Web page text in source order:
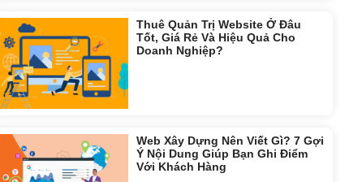
Thuê Quản Trị Website Ở Đâu
Tốt, Giá Rẻ Và Hiệu Quả Cho
Doanh Nghiệp?
Web Xây Dựng Nên Viết Gì? 7 Gợi
Ý Nội Dung Giúp Bạn Ghi Điểm
Với Khách Hàng